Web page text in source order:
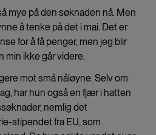
mye på den søknaden nå. Men
å tenke på det i mai. Det er
for å få penger, men jeg blir
min ikke går videre.
mot små nåløyne. Selv om
har hun også en fjær i hatten
nemlig det
stipendet fra EU, som